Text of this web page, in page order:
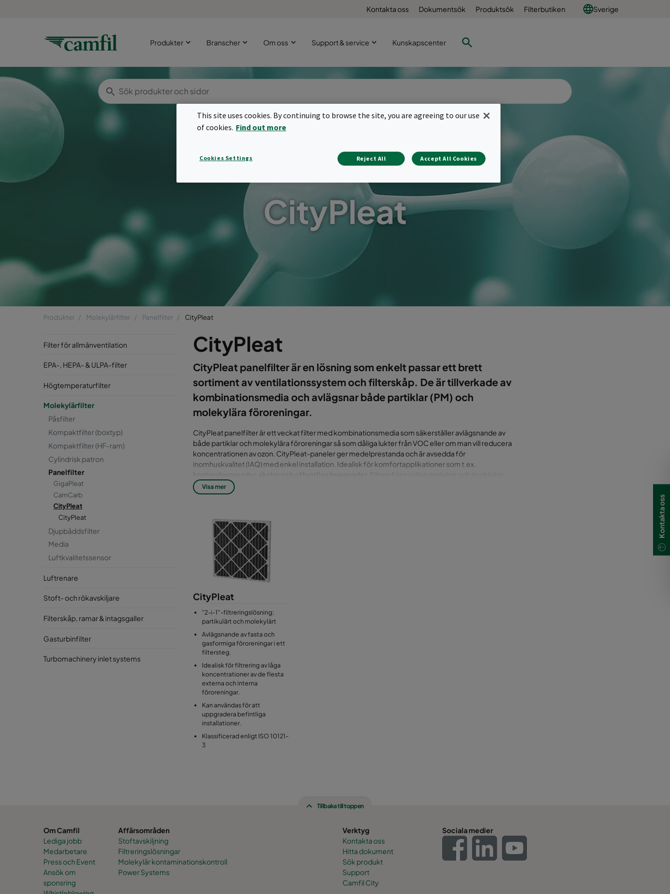
Kontakta oss Dokumentsök Produktsök Filterbutiken Sverige
Produkter Branscher Om oss Support & service Kunskapscenter
CityPleat
Produkter Molekylärfilter Panelfilter CityPleat
Filter för allmänventilation
EPA-, HEPA- & ULPA-filter
Högtemperaturfilter
Molekylärfilter
Påsfilter
Kompaktfilter (boxtyp)
Kompaktfilter (HF-ram)
Cylindrisk patron
Panelfilter
GigaPleat
CamCarb
CityPleat
CityPleat
Djupbäddsfilter
Media
Luftkvalitetssensor
Luftrenare
Stoft- och rökavskiljare
Filterskåp, ramar & intagsgaller
Gasturbinfilter
Turbomachinery inlet systems
CityPleat
CityPleat panelfilter är en lösning som enkelt passar ett brett
sortiment av ventilationssystem och filterskåp. De är tillverkade av
kombinationsmedia och avlägsnar både partiklar (PM) och
molekylära föroreningar.
CityPleat panelfilter är ett veckat filter med kombinationsmedia som säkerställer avlägsnande av
både partiklar och molekylära föroreningar så som dåliga lukter från VOC eller om man vill reducera
koncentrationen av ozon. CityPleat-paneler ger medelprestanda och är avsedda för
inomhuskvalitet (IAQ) med enkel installation. Idealisk för komfortapplikationer som t.ex.
kontorsbyggnader, skolor och offentliga byggnader.
för att passa filterspår eller ramar i filterskåp.
säkerställer maximal prestanda mot flertalet kemikalier som finns i stadsmiljöer, t.ex. kvävedioxid
och ozon.
Vanliga klassificeringar för partikelavskiljning är Coarse 65 % enligt ISO 16890. Faktisk prestanda
beror på filterkonfiguration och luftflöde. Med förbehåll för tryckförlustkompabilitet kan CityPleat-
filter ersätta konventionella förfilterpaneler för att ge förbättrad inomhusluftkvalitet (IAQ) i ett enda
medellånga byggprojekt. CityPleat består av material som tillåter förbränning av förbrukat filter.
Visa mer
CityPleat
"2-i-1"-filtreringslösning;
partikulärt och molekylärt
Avlägsnande av fasta och
gasformiga föroreningar i ett
filtersteg.
Idealisk för filtrering av låga
koncentrationer av de flesta
externa och interna
föroreningar.
Kan användas för att
uppgradera befintliga
installationer.
Klassificerad enligt ISO 10121-
3
Tillbaka till toppen
Om Camfil
Lediga jobb
Medarbetare
Press och Event
Ansök om
sponsring
Affärsområden
Stoftavskiljning
Filtreringslösningar
Molekylär kontaminationskontroll
Power Systems
Verktyg
Kontakta oss
Hitta dokument
Sök produkt
Support
Camfil City
Sociala medier
Kontakta oss
This site uses cookies. By continuing to browse the site, you are agreeing to our use
of cookies. Find out more
Cookies Settings Reject All Accept All Cookies